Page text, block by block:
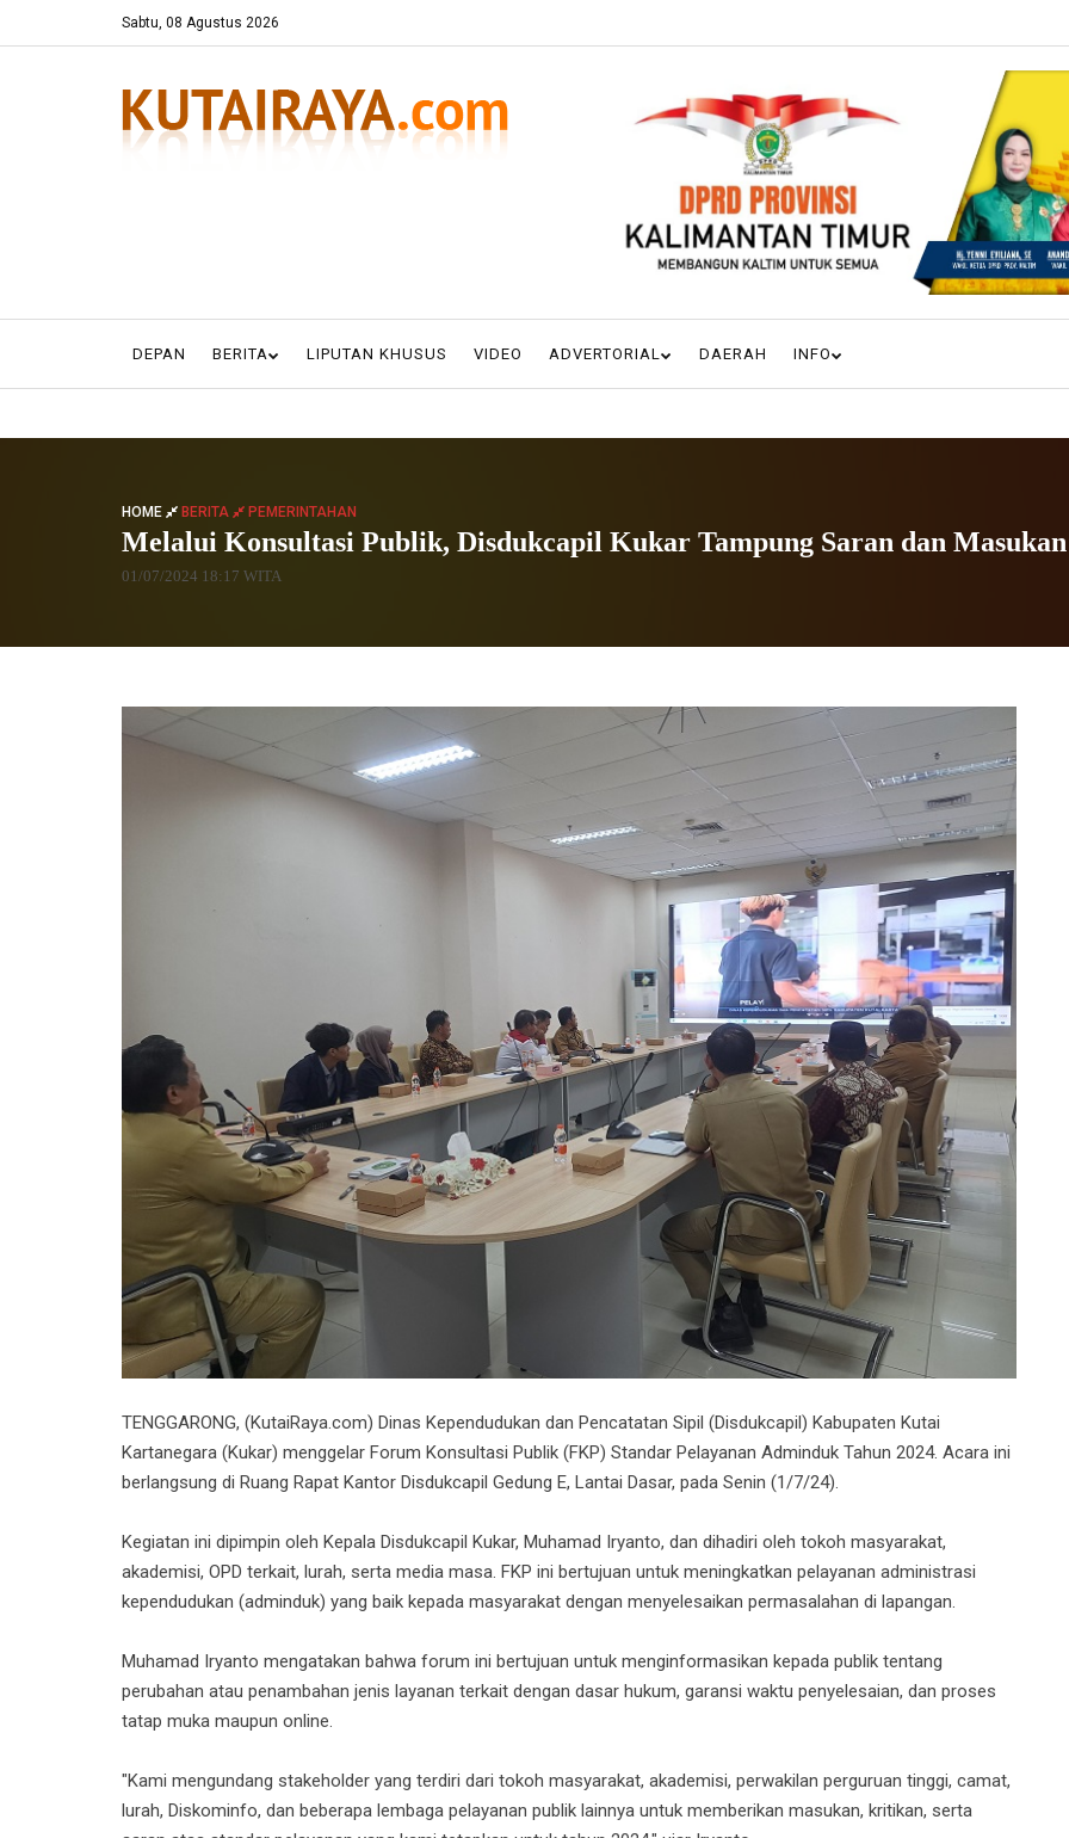
Sabtu, 08 Agustus 2026
DEPAN BERITA LIPUTAN KHUSUS VIDEO ADVERTORIAL DAERAH INFO
HOME BERITA PEMERINTAHAN
Melalui Konsultasi Publik, Disdukcapil Kukar Tampung Saran dan
01/07/2024 18:17 WITA
TENGGARONG, (KutaiRaya.com) Dinas Kependudukan dan Pencatatan Sipil (Disdukcapil) Kabupaten Kutai
Kartanegara (Kukar) menggelar Forum Konsultasi Publik (FKP) Standar Pelayanan Adminduk Tahun 2024. Acara ini
berlangsung di Ruang Rapat Kantor Disdukcapil Gedung E, Lantai Dasar, pada Senin (1/7/24).
Kegiatan ini dipimpin oleh Kepala Disdukcapil Kukar, Muhamad Iryanto, dan dihadiri oleh tokoh masyarakat,
akademisi, OPD terkait, lurah, serta media masa. FKP ini bertujuan untuk meningkatkan pelayanan administrasi
kependudukan (adminduk) yang baik kepada masyarakat dengan menyelesaikan permasalahan di lapangan.
Muhamad Iryanto mengatakan bahwa forum ini bertujuan untuk menginformasikan kepada publik tentang
perubahan atau penambahan jenis layanan terkait dengan dasar hukum, garansi waktu penyelesaian, dan proses
tatap muka maupun online.
"Kami mengundang stakeholder yang terdiri dari tokoh masyarakat, akademisi, perwakilan perguruan tinggi, camat,
lurah, Diskominfo, dan beberapa lembaga pelayanan publik lainnya untuk memberikan masukan, kritikan, serta